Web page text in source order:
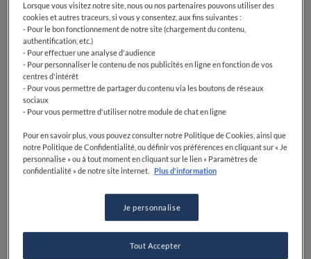
Lorsque vous visitez notre site, nous ou nos partenaires pouvons utiliser des
cookies et autres traceurs, si vous y consentez, aux fins suivantes :
- Pour le bon fonctionnement de notre site (chargement du contenu,
authentification, etc.)
- Pour effectuer une analyse d'audience
- Pour personnaliser le contenu de nos publicités en ligne en fonction de vos
centres d'intérêt
- Pour vous permettre de partager du contenu via les boutons de réseaux
sociaux
- Pour vous permettre d'utiliser notre module de chat en ligne
Pour en savoir plus, vous pouvez consulter notre Politique de Cookies, ainsi que
notre Politique de Confidentialité, ou définir vos préférences en cliquant sur « Je
personnalise » ou à tout moment en cliquant sur le lien « Paramètres de
confidentialité » de notre site internet.
Plus d'information
Je personnalise
Tout Accepter